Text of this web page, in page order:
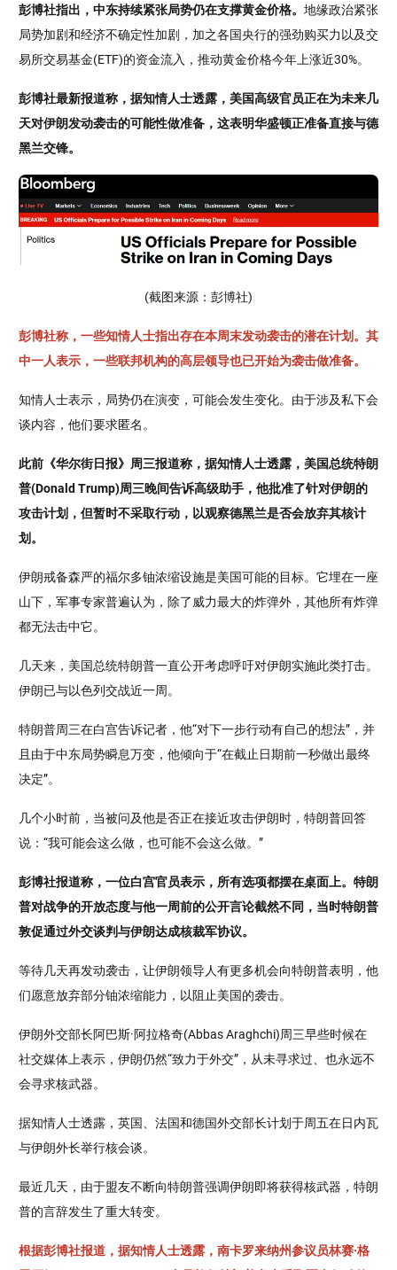
彭博社指出，中东持续紧张局势仍在支撑黄金价格。 地缘政治紧张
局势加剧和经济不确定性加剧，加之各国央行的强劲购买力以及交
易所交易基金(ETF)的资金流入，推动黄金价格今年上涨近30%。
彭博社最新报道称，据知情人士透露，美国高级官员正在为未来几
天对伊朗发动袭击的可能性做准备，这表明华盛顿正准备直接与德
黑兰交锋。
(截图来源：彭博社)
彭博社称，一些知情人士指出存在本周末发动袭击的潜在计划。其
中一人表示，一些联邦机构的高层领导也已开始为袭击做准备。
知情人士表示，局势仍在演变，可能会发生变化。由于涉及私下会
谈内容，他们要求匿名。
此前《华尔街日报》周三报道称，据知情人士透露，美国总统特朗
普(Donald Trump)周三晚间告诉高级助手，他批准了针对伊朗的
攻击计划，但暂时不采取行动，以观察德黑兰是否会放弃其核计
划。
伊朗戒备森严的福尔多铀浓缩设施是美国可能的目标。它埋在一座
山下，军事专家普遍认为，除了威力最大的炸弹外，其他所有炸弹
都无法击中它。
几天来，美国总统特朗普一直公开考虑呼吁对伊朗实施此类打击。
伊朗已与以色列交战近一周。
特朗普周三在白宫告诉记者，他“对下一步行动有自己的想法”，并
且由于中东局势瞬息万变，他倾向于“在截止日期前一秒做出最终
决定”。
几个小时前，当被问及他是否正在接近攻击伊朗时，特朗普回答
说：“我可能会这么做，也可能不会这么做。”
彭博社报道称，一位白宫官员表示，所有选项都摆在桌面上。特朗
普对战争的开放态度与他一周前的公开言论截然不同，当时特朗普
敦促通过外交谈判与伊朗达成核裁军协议。
等待几天再发动袭击，让伊朗领导人有更多机会向特朗普表明，他
们愿意放弃部分铀浓缩能力，以阻止美国的袭击。
伊朗外交部长阿巴斯·阿拉格奇(Abbas Araghchi)周三早些时候在
社交媒体上表示，伊朗仍然“致力于外交”，从未寻求过、也永远不
会寻求核武器。
据知情人士透露，英国、法国和德国外交部长计划于周五在日内瓦
与伊朗外长举行核会谈。
最近几天，由于盟友不断向特朗普强调伊朗即将获得核武器，特朗
普的言辞发生了重大转变。
根据彭博社报道，据知情人士透露，南卡罗来纳州参议员林赛·格